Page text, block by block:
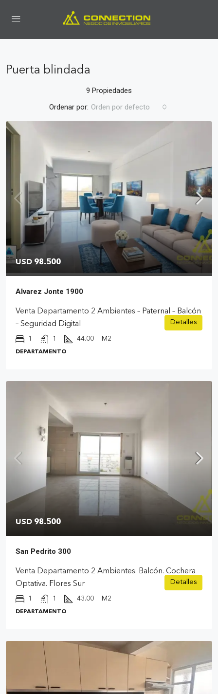
Puerta blindada
9 Propiedades
Ordenar por: Orden por defecto
USD 98.500
Alvarez Jonte 1900
Venta Departamento 2 Ambientes – Paternal – Balcón
– Seguridad Digital
1 1 44.00 M2
DEPARTAMENTO
Detalles
USD 98.500
San Pedrito 300
Venta Departamento 2 Ambientes. Balcón. Cochera
Optativa. Flores Sur
1 1 43.00 M2
DEPARTAMENTO
Detalles